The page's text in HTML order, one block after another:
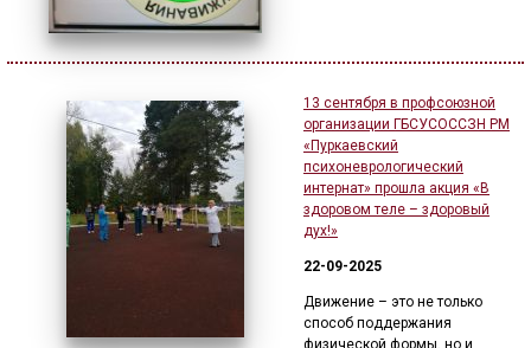
13 сентября в профсоюзной
организации ГБСУСОССЗН РМ
«Пуркаевский
психоневрологический
интернат» прошла акция «В
здоровом теле – здоровый
дух!»
22-09-2025
Движение – это не только
способ поддержания
физической формы, но и